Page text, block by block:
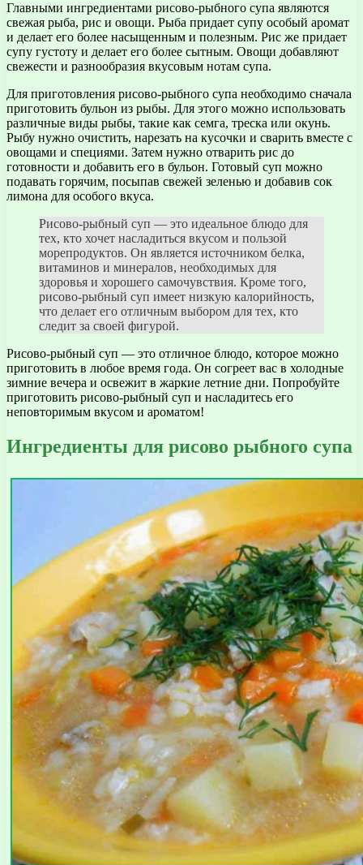
Главными ингредиентами рисово-рыбного супа являются
свежая рыба, рис и овощи. Рыба придает супу особый аромат
и делает его более насыщенным и полезным. Рис же придает
супу густоту и делает его более сытным. Овощи добавляют
свежести и разнообразия вкусовым нотам супа.
Для приготовления рисово-рыбного супа необходимо сначала
приготовить бульон из рыбы. Для этого можно использовать
различные виды рыбы, такие как семга, треска или окунь.
Рыбу нужно очистить, нарезать на кусочки и сварить вместе с
овощами и специями. Затем нужно отварить рис до
готовности и добавить его в бульон. Готовый суп можно
подавать горячим, посыпав свежей зеленью и добавив сок
лимона для особого вкуса.
Рисово-рыбный суп — это идеальное блюдо для
тех, кто хочет насладиться вкусом и пользой
морепродуктов. Он является источником белка,
витаминов и минералов, необходимых для
здоровья и хорошего самочувствия. Кроме того,
рисово-рыбный суп имеет низкую калорийность,
что делает его отличным выбором для тех, кто
следит за своей фигурой.
Рисово-рыбный суп — это отличное блюдо, которое можно
приготовить в любое время года. Он согреет вас в холодные
зимние вечера и освежит в жаркие летние дни. Попробуйте
приготовить рисово-рыбный суп и насладитесь его
неповторимым вкусом и ароматом!
Ингредиенты для рисово рыбного супа